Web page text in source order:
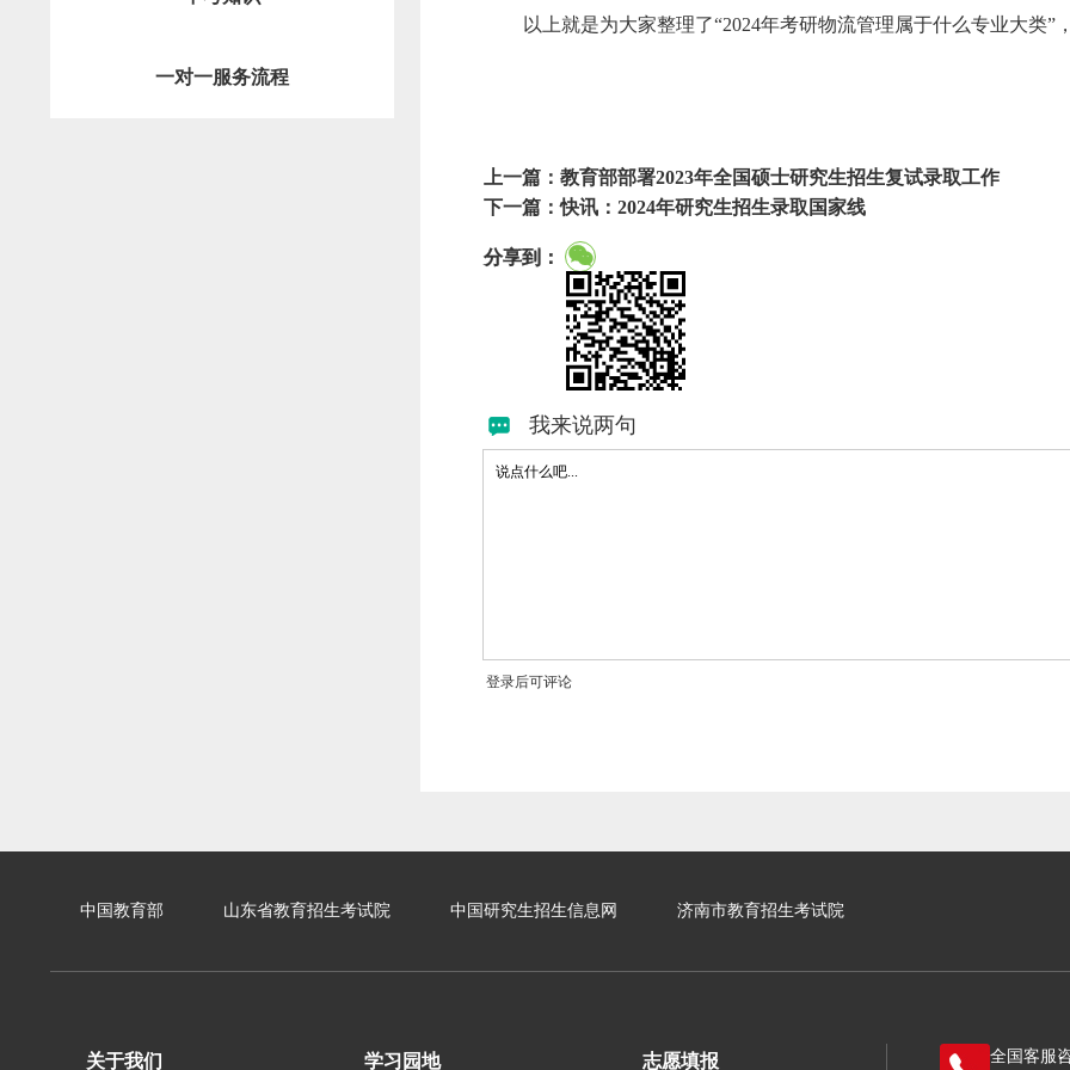
一对一服务流程
以上就是为大家整理了“2024年考研物流管理属于什么专业大类
上一篇： 教育部部署2023年全国硕士研究生招生复试录取工作
下一篇：快讯：2024年研究生招生录取国家线
分享到：
我来说两句
登录后可评论
中国教育部 山东省教育招生考试院 中国研究生招生信息网 济南市教育招生考试院
关于我们 学习园地 志愿填报 全国客服